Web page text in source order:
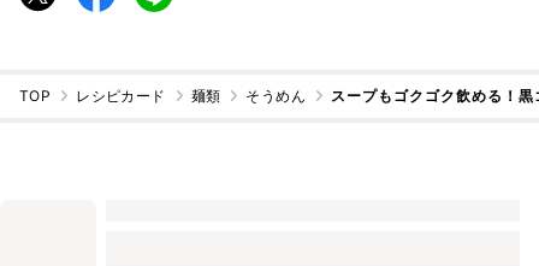
TOP レシピカード 麺類 そうめん スープもゴクゴク飲める！